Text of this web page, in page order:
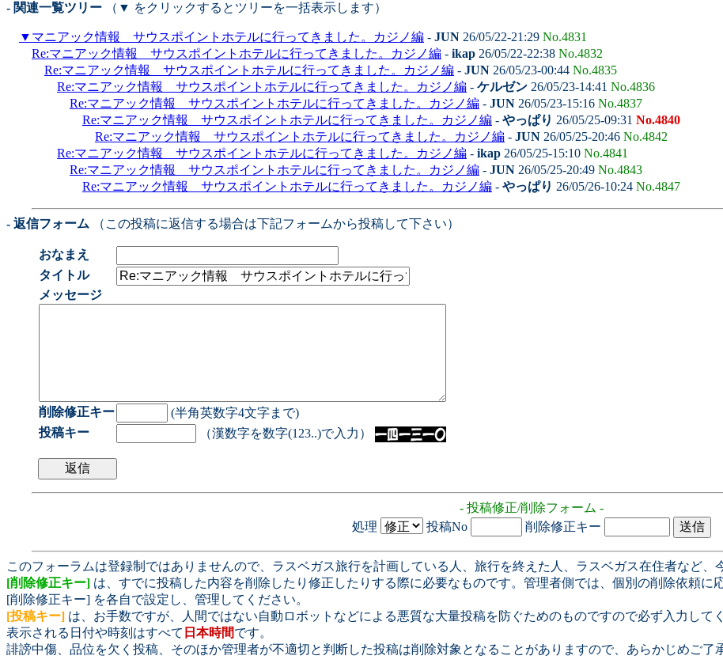
- 関連一覧ツリー （▼ をクリックするとツリーを一括表示します）
▼ マニアック情報 サウスポイントホテルに行ってきました。カジノ編 - JUN 26/05/22-21:29 No.4831
Re:マニアック情報 サウスポイントホテルに行ってきました。カジノ編 - ikap 26/05/22-22:38 No.4832
Re:マニアック情報 サウスポイントホテルに行ってきました。カジノ編 - JUN 26/05/23-00:44 No.4835
Re:マニアック情報 サウスポイントホテルに行ってきました。カジノ編 - ケルゼン 26/05/23-14:41 No.4836
Re:マニアック情報 サウスポイントホテルに行ってきました。カジノ編 - JUN 26/05/23-15:16 No.4837
Re:マニアック情報 サウスポイントホテルに行ってきました。カジノ編 - やっぱり 26/05/25-09:31 No.4840
Re:マニアック情報 サウスポイントホテルに行ってきました。カジノ編 - JUN 26/05/25-20:46 No.4842
Re:マニアック情報 サウスポイントホテルに行ってきました。カジノ編 - ikap 26/05/25-15:10 No.4841
Re:マニアック情報 サウスポイントホテルに行ってきました。カジノ編 - JUN 26/05/25-20:49 No.4843
Re:マニアック情報 サウスポイントホテルに行ってきました。カジノ編 - やっぱり 26/05/26-10:24 No.4847
- 返信フォーム （この投稿に返信する場合は下記フォームから投稿して下さい）
おなまえ
タイトル
メッセージ
削除修正キー
(半角英数字4文字まで)
投稿キー
（漢数字を数字(123..)で入力）
- 投稿修正/削除フォーム -
処理
投稿No 削除修正キー
このフォーラムは登録制ではありませんので、ラスベガス旅行を計画している人、旅行を終えた人、ラスベガス在住者など、
[削除修正キー] は、すでに投稿した内容を削除したり修正したりする際に必要なものです。管理者側では、個別の削除依頼
[削除修正キー] を各自で設定し、管理してください。
[投稿キー] は、お手数ですが、人間ではない自動ロボットなどによる悪質な大量投稿を防ぐためのものですので必ず入力して
表示される日付や時刻はすべて 日本時間です。
誹謗中傷、品位を欠く投稿、そのほか管理者が不適切と判断した投稿は削除対象となることがありますので、あらかじめご了